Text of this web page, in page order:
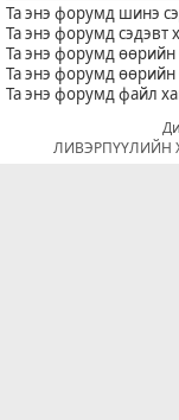
Та энэ форумд шинэ
Та энэ форумд сэдэвт
Та энэ форумд өөрийн
Та энэ форумд өөрийн
Та энэ форумд файл
ЛИВЭРПҮҮЛИЙН